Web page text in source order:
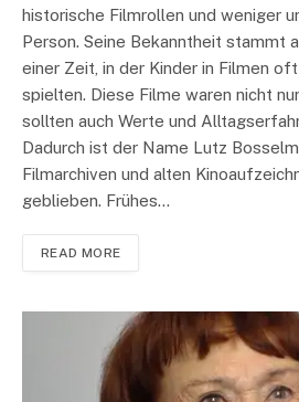
historische Filmrollen und weniger
Person. Seine Bekanntheit stammt
einer Zeit, in der Kinder in Filmen
spielten. Diese Filme waren nicht
sollten auch Werte und
Dadurch ist der Name Lutz
Filmarchiven und alten
geblieben. Frühes…
READ MORE